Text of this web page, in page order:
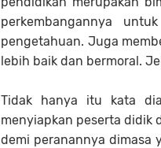
perkembangannya
pengetahuan. Juga
lebih baik dan bermoral.
Tidak hanya itu kata
menyiapkan peserta didik
demi peranannya dimasa